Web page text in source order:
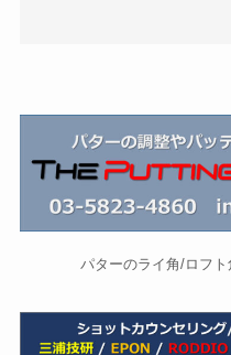
パターのライ角/ロフト